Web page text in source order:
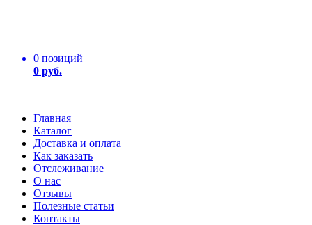
0 позиций
0 руб.
Главная
Каталог
Доставка и оплата
Как заказать
Отслеживание
О нас
Отзывы
Полезные статьи
Контакты